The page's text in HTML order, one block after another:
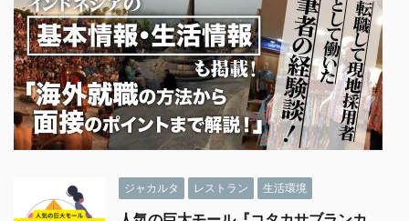
ジャカルタ レストラン 生活環境